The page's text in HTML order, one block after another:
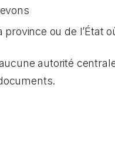
ou de l’État
autorité